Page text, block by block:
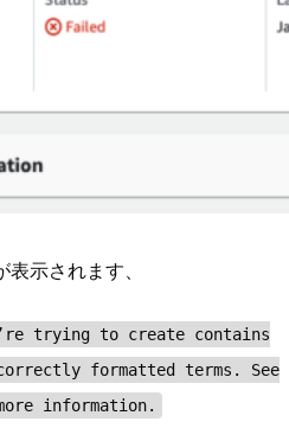
示されます、
trying to create contains
formatted terms. See
information.